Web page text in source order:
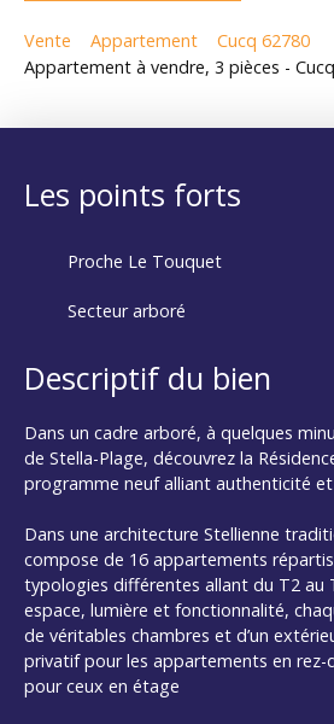
Vente Appartement
Cucq 62780
Appartement à vendre, 3 pièces -
Les points forts
Proche Le Touquet
Secteur arboré
Descriptif du bien
Dans un cadre arboré, à quelques
de Stella-Plage, découvrez la
programme neuf alliant authenticité
Dans une architecture Stellienne
compose de 16 appartements
typologies différentes allant du T2 au
espace, lumière et fonctionnalité,
de véritables chambres et d’un
privatif pour les appartements en rez-
pour ceux en étage